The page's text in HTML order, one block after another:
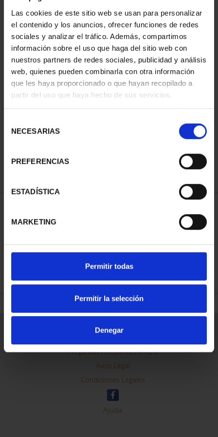
Las cookies de este sitio web se usan para personalizar
el contenido y los anuncios, ofrecer funciones de redes
sociales y analizar el tráfico. Además, compartimos
información sobre el uso que haga del sitio web con
nuestros partners de redes sociales, publicidad y análisis
web, quienes pueden combinarla con otra información
que les haya proporcionado o que hayan recopilado a
partir del uso que haya hecho de sus servicios.
NECESARIAS
PREFERENCIAS
ESTADÍSTICA
MARKETING
Permitir todas
Permitir la selección
Denegar
CIUDADES PATRIMONIO
DE LA HUMANIDAD
1.095,00 €
REFINAR
Información General
Contacto
Preguntas Frequentes (FAQs)
Aviso Legal
Condiciones Legales
Ayuda